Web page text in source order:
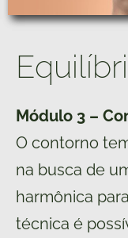
Módulo 3 –
O contorno
na busca de
harmônica
técnica é